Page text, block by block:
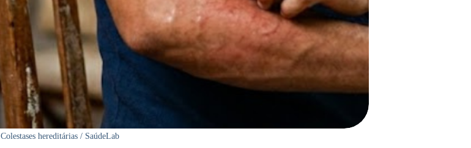
Colestases hereditárias / SaúdeLab